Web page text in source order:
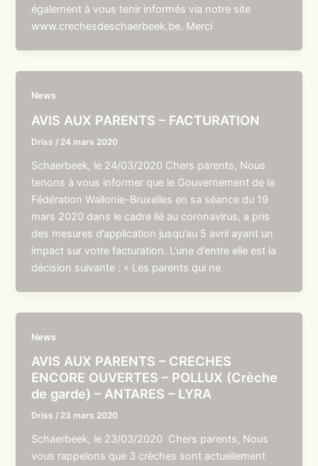
également à vous tenir informés via notre site
www.crechesdeschaerbeek.be. Merci
News
AVIS AUX PARENTS – FACTURATION
Driss / 24 mars 2020
Schaerbeek, le 24/03/2020 Chers parents, Nous
tenons à vous informer que le Gouvernement de la
Fédération Wallonie-Bruxelles en sa séance du 19
mars 2020 dans le cadre lié au coronavirus, a pris
des mesures d’application jusqu’au 5 avril ayant un
impact sur votre facturation. L’une d’entre elle est la
décision suivante : « Les parents qui ne
News
AVIS AUX PARENTS – CRECHES
ENCORE OUVERTES – POLLUX (Crèche
de garde) – ANTARES – LYRA
Driss / 23 mars 2020
Schaerbeek, le 23/03/2020 Chers parents, Nous
vous rappelons que 3 crèches sont actuellement